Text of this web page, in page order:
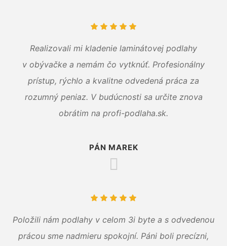
Realizovali mi kladenie laminátovej podlahy
v obývačke a nemám čo vytknúť. Profesionálny
prístup, rýchlo a kvalitne odvedená práca za
rozumný peniaz. V budúcnosti sa určite znova
obrátim na profi-podlaha.sk.
PÁN MAREK
Položili nám podlahy v celom 3i byte a s odvedenou
prácou sme nadmieru spokojní. Páni boli precízni,